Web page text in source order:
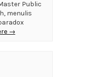
Public
menulis
→